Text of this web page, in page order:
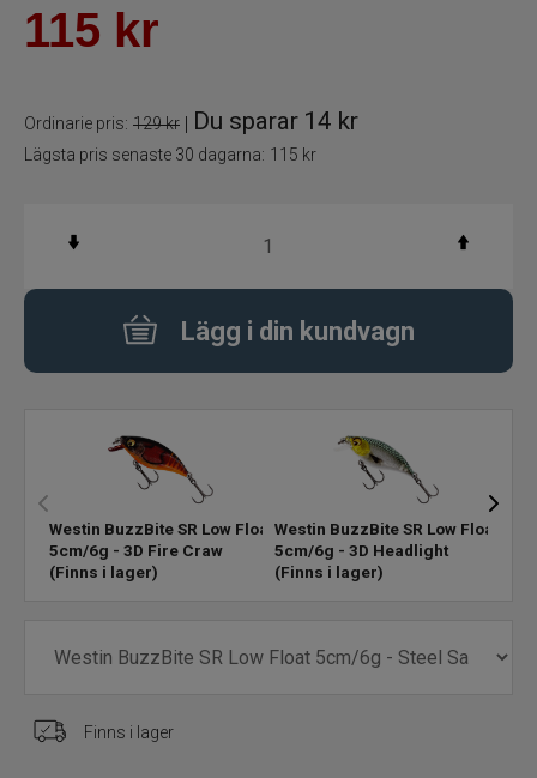
Jiggar och Gummibeten
Wobbler
Ytbete
Gäddspinnare
Spinnare
Skeddrag
PowerBait/Gulp
Fiskelinor
115 kr
Ordinarie pris: 129 kr | Du sparar 14 kr
Lägsta pris senaste 30 dagarna: 115 kr
Lägg i din kundvagn
Westin BuzzBite SR Low Float
5cm/6g - 3D Fire Craw
(Finns i lager)
Westin BuzzBite SR Low Float
5cm/6g - 3D Headlight
(Finns i lager)
Finns i lager